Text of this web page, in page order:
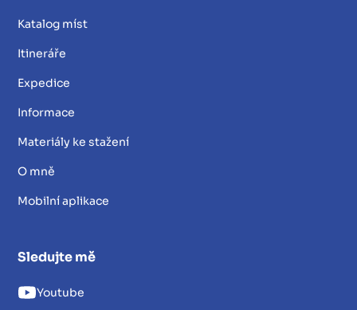
Katalog míst
Itineráře
Expedice
Informace
Materiály ke stažení
O mně
Mobilní aplikace
Sledujte mě
Youtube